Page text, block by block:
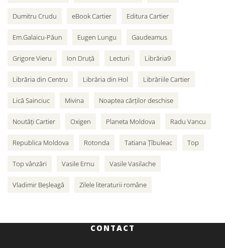
Dumitru Crudu eBook Cartier Editura Cartier
Em.Galaicu-Păun Eugen Lungu Gaudeamus
Grigore Vieru Ion Druță Lecturi Librăria9
Librăria din Centru Librăria din Hol Librăriile Cartier
Lică Sainciuc Mivina Noaptea cărților deschise
Noutăți Cartier Oxigen Planeta Moldova Radu Vancu
Republica Moldova Rotonda Tatiana Țîbuleac Top
Top vânzări Vasile Ernu Vasile Vasilache
Vladimir Beșleagă Zilele literaturii române
CONTACT